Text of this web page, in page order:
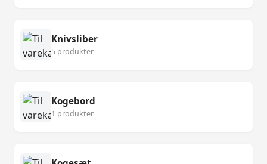
Knivsliber
5 produkter
Kogebord
1 produkter